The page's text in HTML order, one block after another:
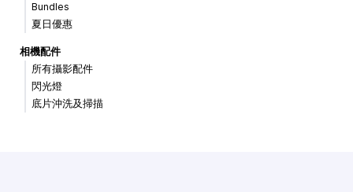
Bundles
夏日優惠
相機配件
所有攝影配件
閃光燈
底片沖洗及掃描